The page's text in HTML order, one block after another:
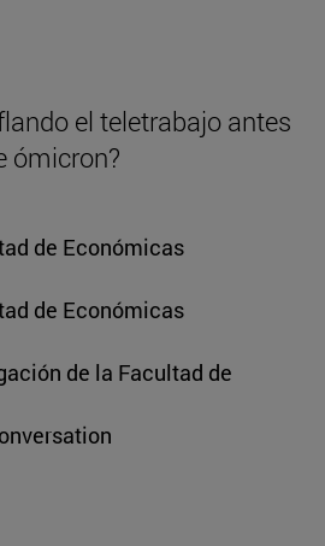
el teletrabajo antes
ómicron?
de Económicas
de Económicas
de la Facultad de